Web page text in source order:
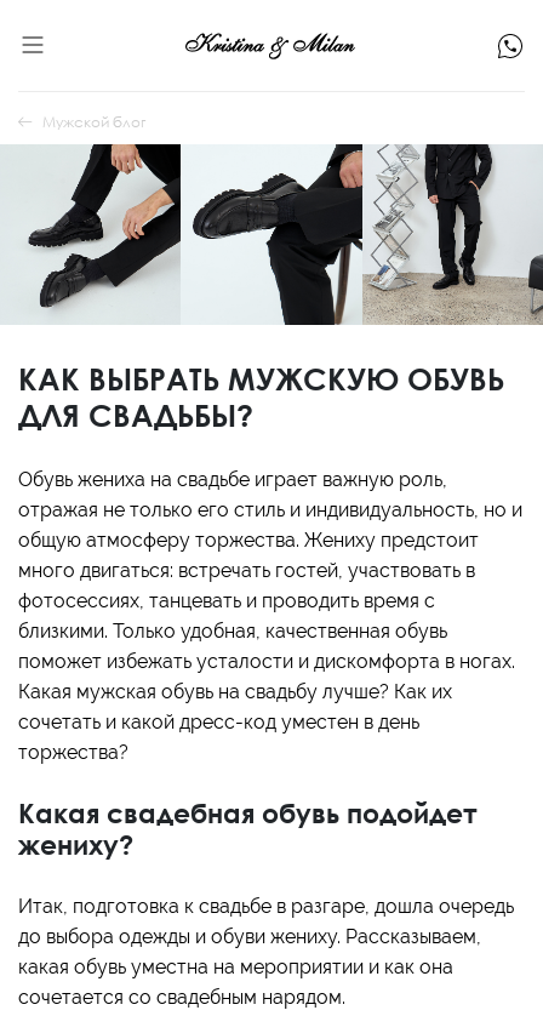
Мужской блог
КАК ВЫБРАТЬ МУЖСКУЮ ОБУВЬ
ДЛЯ СВАДЬБЫ?
Обувь жениха на свадьбе играет важную роль,
отражая не только его стиль и индивидуальность, но и
общую атмосферу торжества. Жениху предстоит
много двигаться: встречать гостей, участвовать в
фотосессиях, танцевать и проводить время с
близкими. Только удобная, качественная обувь
поможет избежать усталости и дискомфорта в ногах.
Какая мужская обувь на свадьбу лучше? Как их
сочетать и какой дресс-код уместен в день
торжества?
Какая свадебная обувь подойдет
жениху?
Итак, подготовка к свадьбе в разгаре, дошла очередь
до выбора одежды и обуви жениху. Рассказываем,
какая обувь уместна на мероприятии и как она
сочетается со свадебным нарядом.